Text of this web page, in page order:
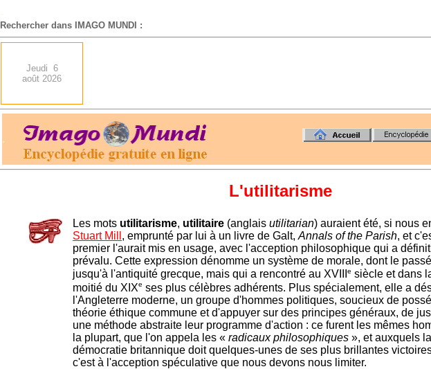
-
Rechercher dans IMAGO MUNDI :
Jeudi 6
août 2026
.
L'utilitarisme
Les mots utilitarisme, utilitaire (anglais utilitarian) auraient été, si nous
Stuart Mill , emprunté par lui à un livre de Galt, Annals of the Parish, et
premier l'aurait mis en usage, avec l'acception philosophique qui a
prévalu. Cette expression dénomme un système de morale, dont le
jusqu'à l'antiquité grecque, mais qui a rencontré au XVIII
e siècle et dans
moitié du XIXe ses plus célèbres adhérents. Plus spécialement, elle a
l'Angleterre moderne, un groupe d'hommes politiques, soucieux de
théorie éthique commune et d'appuyer sur des principes généraux, de
une méthode abstraite leur programme d'action : ce furent les mêmes
la plupart, que l'on appela les « radicaux philosophiques », et auxquels la
démocratie britannique doit quelques-unes de ses plus brillantes
c'est à l'acception spéculative que nous devons nous limiter.